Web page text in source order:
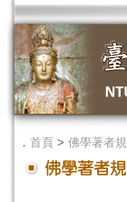
． 首頁 > 佛學著者